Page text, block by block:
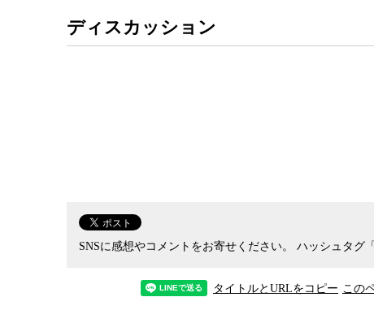
の防止にはほとんど役立っていないことがデータ
は受刑者の3分の1が、服役後5年以内に再び罪を犯
人ひとりの特性に合わせて作業と指導を組み合わ
た区分を新たに設け、受刑者のニーズに合わせた対
拘禁刑の創設は本当に受刑者の
かつて法務省で刑務所や少年院などに勤務し、現
ディスカッション
SNSに感想やコメントをお寄せください。 ハッシュタグ
タイトルとURLをコピー この